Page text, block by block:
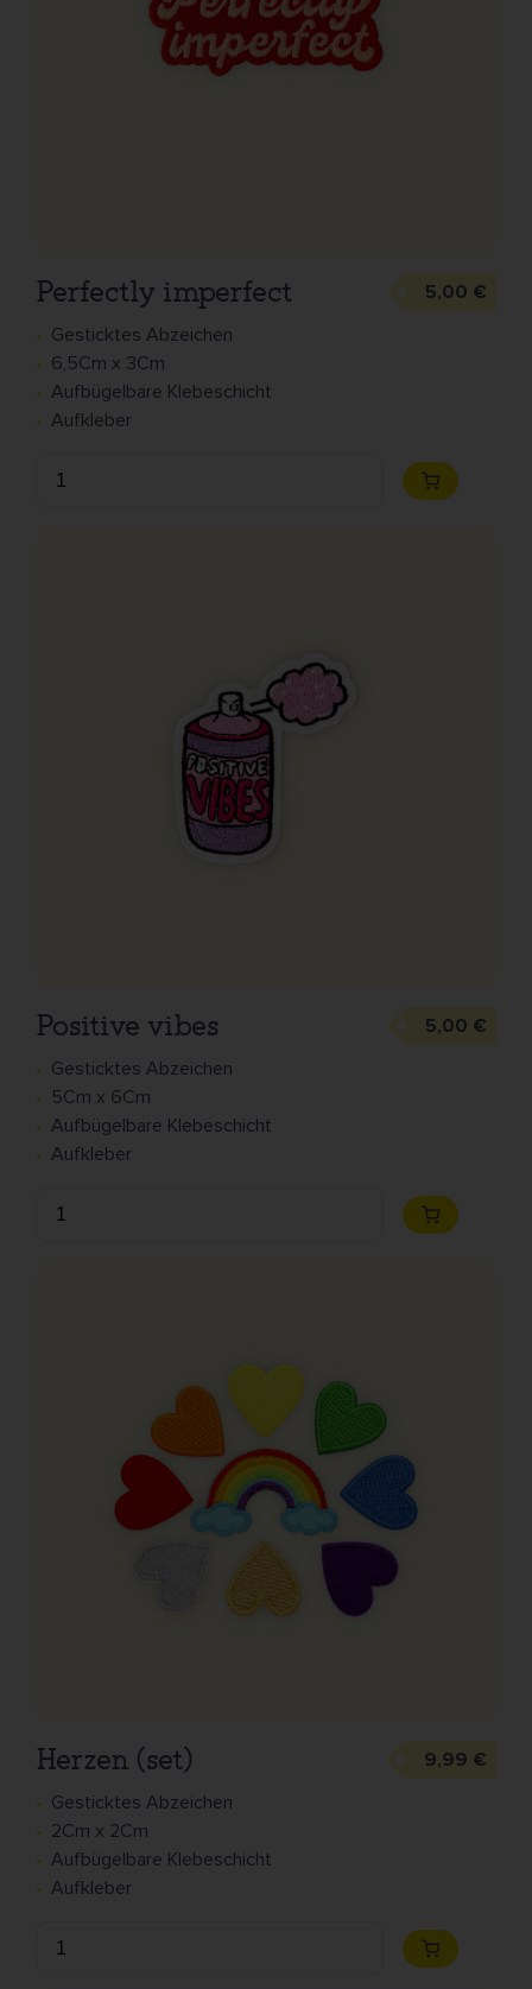
Perfectly imperfect
5,00 €
Gesticktes Abzeichen
6,5Cm x 3Cm
Aufbügelbare Klebeschicht
Aufkleber
Anzahl
Zum
Positive vibes
5,00 €
Gesticktes Abzeichen
5Cm x 6Cm
Aufbügelbare Klebeschicht
Aufkleber
Anzahl
Zum
Herzen (set)
9,99 €
Gesticktes Abzeichen
2Cm x 2Cm
Aufbügelbare Klebeschicht
Aufkleber
Anzahl
Zum